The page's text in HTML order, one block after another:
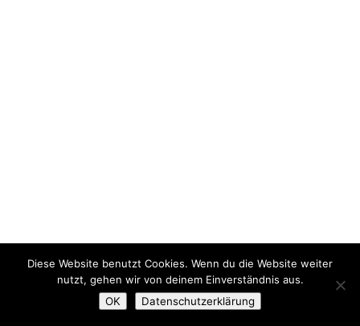
Diese Website benutzt Cookies. Wenn du die Website weiter
nutzt, gehen wir von deinem Einverständnis aus.
OK
Datenschutzerklärung